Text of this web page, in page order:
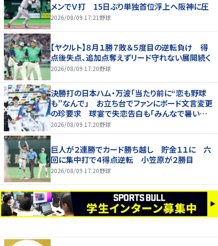
メンでＶ打 15日ぶり単独首位浮上へ阪神に圧
2026/08/09 17:21 野球
【ヤクルト】８月１勝７敗＆５度目の逆転負け 得
点後失点、追加点奪えずリード守れない展開続く
2026/08/09 17:20野球
決勝打の日本ハム・万波「当たり前に“恋も野球
も”なんで」 お立ち台でファンにボード文言変更
の珍要求 球宴で失恋告白も「みんなで暑い夏
にしましょう！」
2026/08/09 17:20野球
巨人が２連勝でカード勝ち越し 貯金１１に 六
回に集中打で４得点逆転 小笠原が２勝目
2026/08/09 17:20野球